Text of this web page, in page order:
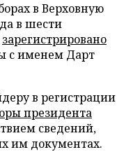
в Верховную
в шести
зарегистрировано
с именем Дарт
в регистрации
президента
сведений,
им документах.